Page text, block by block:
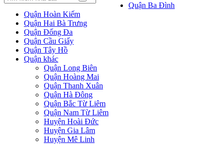
Quận Ba Đình
Quận Hoàn Kiếm
Quận Hai Bà Trưng
Quận Đống Đa
Quận Cầu Giấy
Quận Tây Hồ
Quận khác
Quận Long Biên
Quận Hoàng Mai
Quận Thanh Xuân
Quận Hà Đông
Quận Bắc Từ Liêm
Quận Nam Từ Liêm
Huyện Hoài Đức
Huyện Gia Lâm
Huyện Mê Linh